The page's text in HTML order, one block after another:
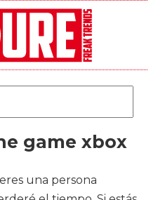
game xbox
una persona